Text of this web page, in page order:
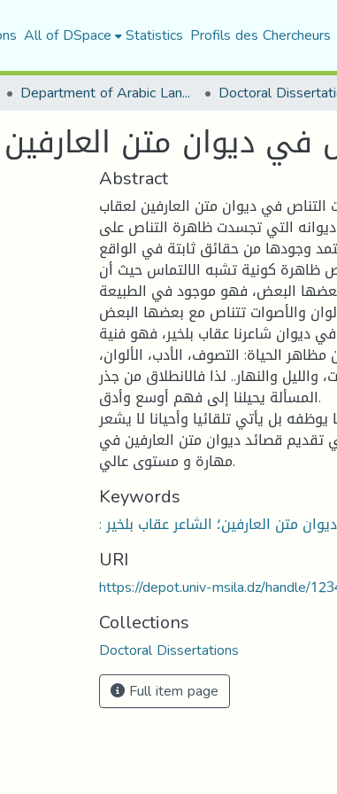
All of DSpace Statistics Profils des Chercheurs
Department of Arabic Language and Literature Doctoral
في ديوان متن
Abstract
التناص في ديوان متن العارفين لعقاب
التي تجسدت ظاهرة التناص على
وجودها من حقائق ثابتة في الواقع.
ظاهرة كونية تشبه الالتماس حيث أن
البعض، فهو موجود في الطبيعة
والأصوات تتناص مع بعضها البعض
ديوان شاعرنا عقاب بلخير، فهو فنية
الحياة: التصوف، الأدب، الألوان،
والليل والنهار.. لذا فالانطلاق من جذر
المسألة يحيلنا إلى فهم أوسع وأدق.
بل يأتي تلقائيا وأحيانا لا يشعر
تقديم قصائد ديوان متن العارفين في
مهارة و مستوى عالي.
Keywords
متن العارفين؛ الشاعر عقاب بلخير
URI
https://depot.univ-msila.dz/handle/
Collections
Doctoral Dissertations
Full item page